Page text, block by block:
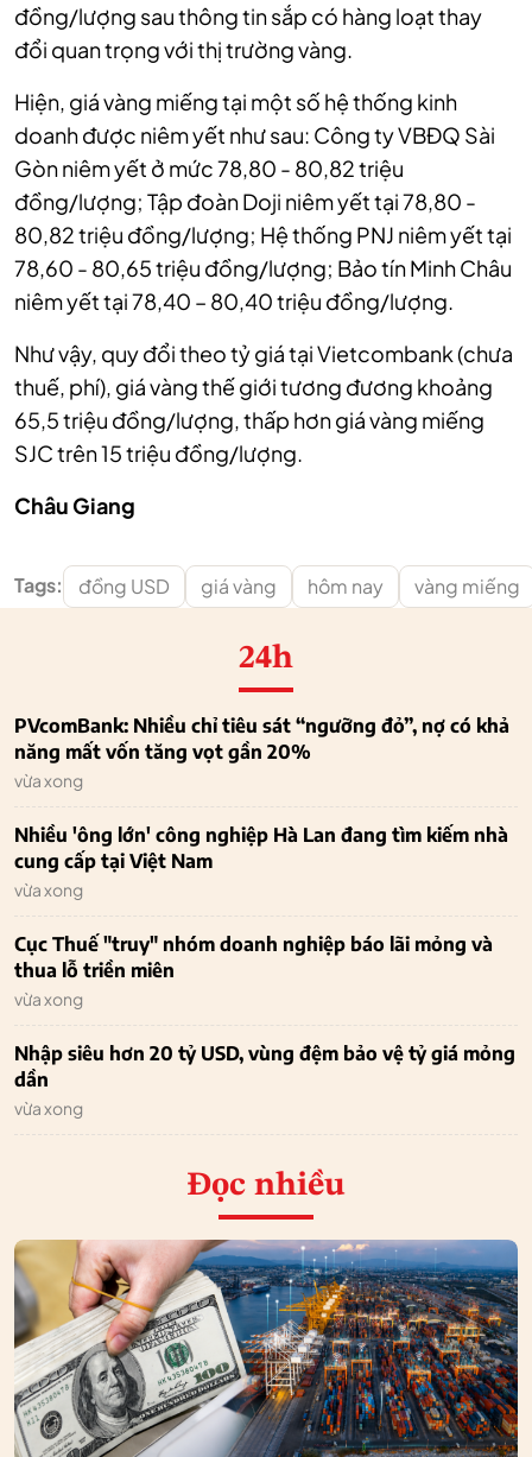
đồng/lượng sau thông tin sắp có hàng loạt thay
đổi quan trọng với thị trường vàng.
Hiện, giá vàng miếng tại một số hệ thống kinh
doanh được niêm yết như sau: Công ty VBĐQ Sài
Gòn niêm yết ở mức 78,80 - 80,82 triệu
đồng/lượng; Tập đoàn Doji niêm yết tại 78,80 -
80,82 triệu đồng/lượng; Hệ thống PNJ niêm yết tại
78,60 - 80,65 triệu đồng/lượng; Bảo tín Minh Châu
niêm yết tại 78,40 – 80,40 triệu đồng/lượng.
Như vậy, quy đổi theo tỷ giá tại Vietcombank (chưa
thuế, phí), giá vàng thế giới tương đương khoảng
65,5 triệu đồng/lượng, thấp hơn giá vàng miếng
SJC trên 15 triệu đồng/lượng.
Châu Giang
Tags: đồng USD giá vàng hôm nay vàng miếng
24h
PVcomBank: Nhiều chỉ tiêu sát “ngưỡng đỏ”, nợ có khả
năng mất vốn tăng vọt gần 20%
vừa xong
Nhiều 'ông lớn' công nghiệp Hà Lan đang tìm kiếm nhà
cung cấp tại Việt Nam
vừa xong
Cục Thuế "truy" nhóm doanh nghiệp báo lãi mỏng và
thua lỗ triền miên
vừa xong
Nhập siêu hơn 20 tỷ USD, vùng đệm bảo vệ tỷ giá mỏng
dần
vừa xong
Đọc nhiều